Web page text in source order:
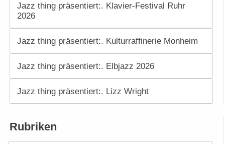
Jazz thing präsentiert:. Klavier-Festival Ruhr
2026
Jazz thing präsentiert:. Kulturraffinerie Monheim
Jazz thing präsentiert:. Elbjazz 2026
Jazz thing präsentiert:. Lizz Wright
Rubriken